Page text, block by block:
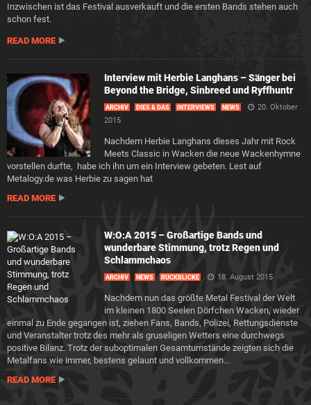
Inzwischen ist das Festival ausverkauft und die ersten Bands stehen auch
schon fest.
READ MORE
Interview mit Herbie Langhans – Sänger bei
Beyond the Bridge, Sinbreed und Ryffhuntr
ARCHIV DIES & DAS INTERVIEWS NEWS
20. Oktober
2015
Nachdem Herbie Langhans dieses Jahr mit Rock
Meets Classic in Wacken die neue Wackenhymne
vorstellen durfte, habe ich ihn um ein Interview gebeten. Lest auf
Metalogy.de was Herbie zu sagen hat
READ MORE
W:O:A 2015 – Großartige Bands und
wunderbare Stimmung, trotz Regen und
Schlammchaos
ARCHIV NEWS RÜCKBLICKE 18. August 2015
Nachdem nun das größte Metal Festival der Welt
im kleinen 1800 Seelen Dörfchen Wacken, wieder
einmal zu Ende gegangen ist, ziehen Fans, Bands, Polizei, Rettungsdienste
und Veranstalter trotz des mehr als gruseligen Wetters eine durchwegs
positive Bilanz. Trotz der suboptimalen Gesamtumstände zeigten sich die
Metalfans wie immer, bestens gelaunt und vollkommen...
READ MORE